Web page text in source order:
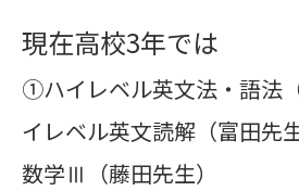
現在高校3年では
①ハイレベル英文法・語法
イレベル英文読解（富田先
数学Ⅲ（藤田先生）